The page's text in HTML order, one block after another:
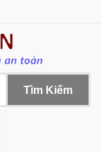
Tìm Kiếm